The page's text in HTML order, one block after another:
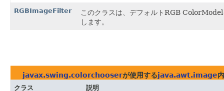
RGBImageFilter
このクラスは、デフォルトRGB
します。
javax.swing.colorchooserが使用するjava.awt.image
クラス
説明